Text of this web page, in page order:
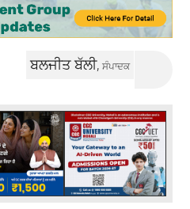
ਬਲਜੀਤ ਬੱਲੀ,ਸੰਪਾਦਕ